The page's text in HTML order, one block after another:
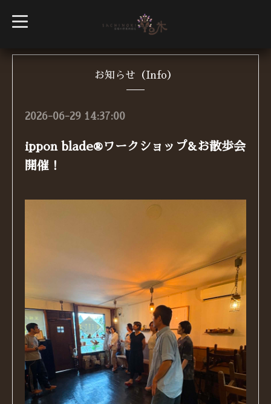
t
o
l
お知らせ（Info）
2026-06-29 14:37:00
ippon blade®︎ワークショップ&お散歩会
開催！